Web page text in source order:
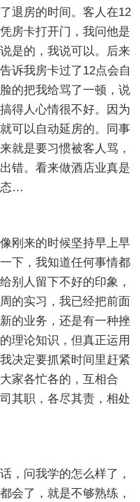
退房的时间。客人在12
房卡打开门，我问他是
是的，我说可以。后来
诉我房卡过了12点会自
的把我给骂了一顿，说
得人心情很不好。因为
可以自动延房的。同事
就是要习惯被客人骂，
错。看来做酒店业真是
态…
刚来的时候坚持早上早
下，我知道任何事情都
别人留下不好的印象，
的实习，我已经把前面
的业务，还是有一种挫
理论知识，但真正运用
决定要抓紧时间里赶紧
家各忙各的，互相合
其职，各尽其责，相处
，问我学的怎么样了，
会了，就是不够熟练，